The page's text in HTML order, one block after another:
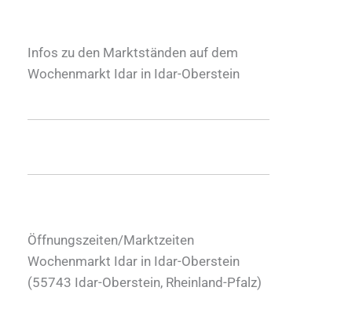
Infos zu den Marktständen auf dem
Wochenmarkt Idar in Idar-Oberstein
Öffnungszeiten/Marktzeiten
Wochenmarkt Idar in Idar-Oberstein
(55743 Idar-Oberstein, Rheinland-Pfalz)